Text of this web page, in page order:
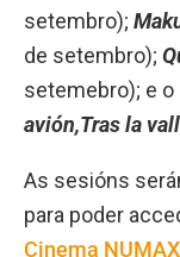
setembro);
de setembro);
setemebro); e
avión,Tras la
As sesións
para poder
Cinema NUMAX